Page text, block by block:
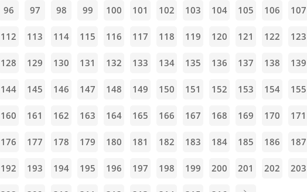
96 97 98 99 100 101 102 103 104 105 106 107
112 113 114 115 116 117 118 119 120 121 122 123
128 129 130 131 132 133 134 135 136 137 138 139
144 145 146 147 148 149 150 151 152 153 154 155
160 161 162 163 164 165 166 167 168 169 170 171
176 177 178 179 180 181 182 183 184 185 186 187
192 193 194 195 196 197 198 199 200 201 202 203